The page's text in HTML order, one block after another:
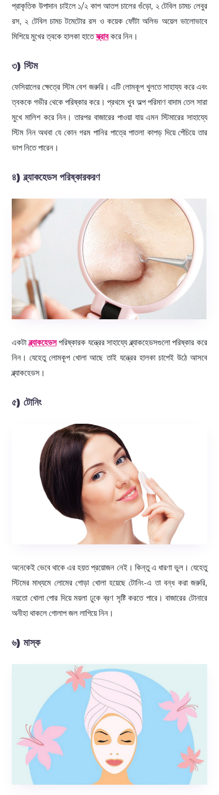
প্রাকৃতিক উপাদান চাইলে ১/২ কাপ আতপ চালের গুঁড়ো, ২ টেবিল চামচ লেবুর
রস, ২ টেবিল চামচ টমেটোর রস ও কয়েক ফোঁটা অলিভ অয়েল ভালোভাবে
মিশিয়ে মুখের ত্বকে হালকা হাতেস্ক্রাবকরে নিন।
৩) স্টিম
ফেসিয়ালের ক্ষেত্রে স্টিম বেশ জরুরি। এটি লোমকূপ খুলতে সাহায্য করে এবং
ত্বককে গভীর থেকে পরিষ্কার করে। প্রথমে খুব অল্প পরিমাণ বাদাম তেল সারা
মুখে মালিশ করে নিন। তারপর বাজারের পাওয়া যায় এমন স্টিমারের সাহায্যে
স্টিম নিন অথবা যে কোন গরম পানির পাত্রে পাতলা কাপড় দিয়ে পেঁচিয়ে তার
ভাপ নিতে পারেন।
৪) ব্ল্যাকহেডস পরিষ্কারকরণ
একটাব্ল্যাকহেডসপরিষ্কারক যন্ত্রের সাহায্যে ব্ল্যাকহেডসগুলো পরিষ্কার করে
নিন। যেহেতু লোমকূপ খোলা আছে তাই যন্ত্রের হালকা চাপেই উঠে আসবে
ব্ল্যাকহেডস।
৫) টোনিং
অনেকেই ভেবে থাকে এর হয়ত প্রয়োজন নেই। কিন্তু এ ধারণা ভুল। যেহেতু
স্টিমের মাধ্যমে লোমের গোড়া খোলা হয়েছে টোনিং-এ তা বন্ধ করা জরুরি,
নয়তো খোলা পোর দিয়ে ময়লা ঢুকে ব্রণ সৃষ্টি করতে পারে। বাজারের টোনারে
অনীহা থাকলে গোলাপ জল লাগিয়ে নিন।
৬) মাস্ক